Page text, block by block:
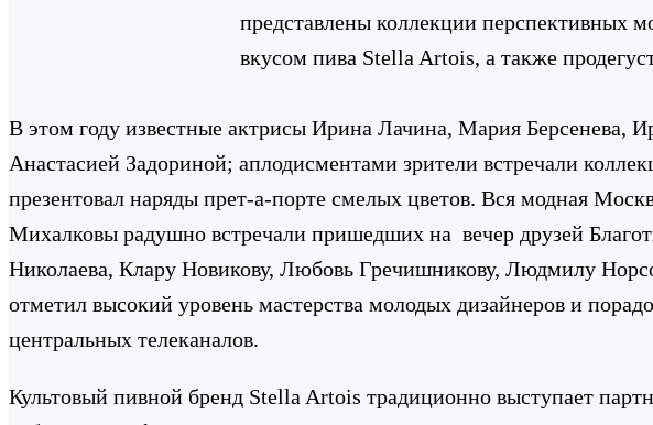
представлены коллекции перспективных
вкусом пива Stella Artois, а также
В этом году известные актрисы Ирина Лачина, Мария Берсенева,
Анастасией Задориной; аплодисментами зрители встречали
презентовал наряды прет-а-порте смелых цветов. Вся модная
Михалковы радушно встречали пришедших на вечер друзей
Николаева, Клару Новикову, Любовь Гречишникову, Людмилу
отметил высокий уровень мастерства молодых дизайнеров и
центральных телеканалов.
Культовый пивной бренд Stella Artois традиционно выступает